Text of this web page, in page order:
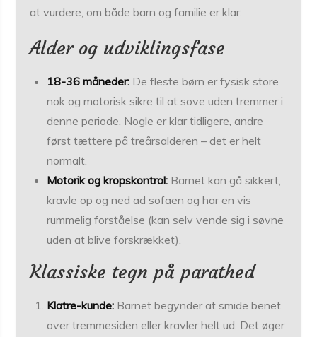
at vurdere, om både barn og familie er klar.
Alder og udviklingsfase
18-36 måneder: De fleste børn er fysisk store
nok og motorisk sikre til at sove uden tremmer i
denne periode. Nogle er klar tidligere, andre
først tættere på treårsalderen – det er helt
normalt.
Motorik og kropskontrol: Barnet kan gå sikkert,
kravle op og ned ad sofaen og har en vis
rummelig forståelse (kan selv vende sig i søvne
uden at blive forskrækket).
Klassiske tegn på parathed
Klatre-kunde: Barnet begynder at smide benet
over tremmesiden eller kravler helt ud. Det øger